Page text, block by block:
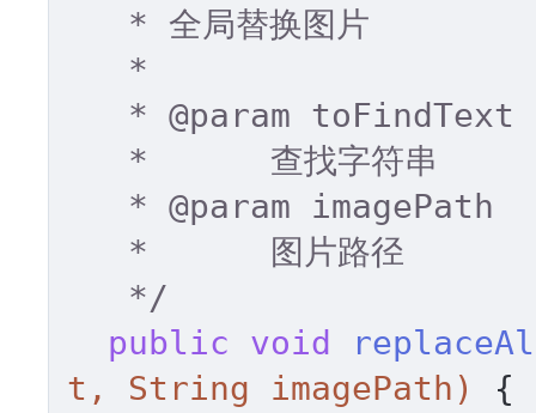
   *
@param toFindText
   *
@param imagePath
   */
public
void
t, String imagePath)
{